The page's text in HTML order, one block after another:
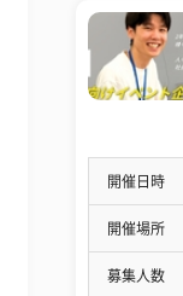
開催日時
開催場所
募集人数